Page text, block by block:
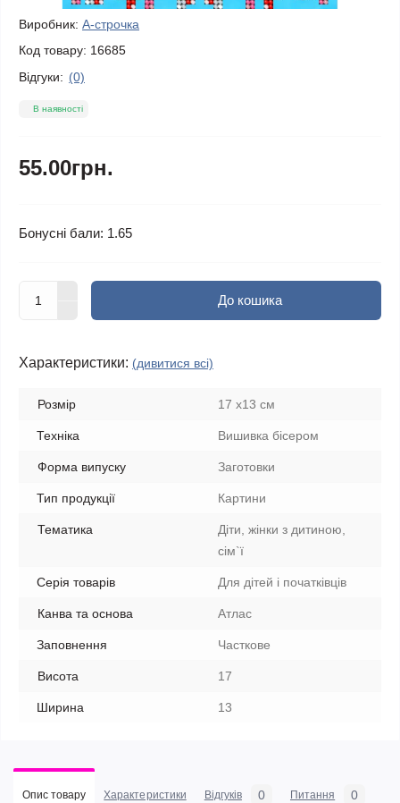
Виробник: А-строчка
Код товару: 16685
Відгуки: (0)
В наявності
55.00грн.
Бонусні бали: 1.65
До кошика
Характеристики: (дивитися всі)
Розмір 17 х13 см
Техніка Вишивка бісером
Форма випуску Заготовки
Тип продукції Картини
Тематика
Діти, жінки з дитиною,
сім`ї
Серія товарів Для дітей і початківців
Канва та основа Атлас
Заповнення Часткове
Висота 17
Ширина 13
Опис товару Характеристики Відгуків 0 Питання 0